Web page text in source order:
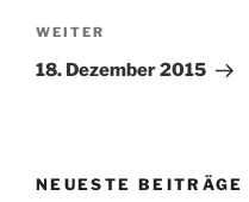
Nächster
Beitrag
WEITER
18. Dezember 2015
NEUESTE BEITRÄGE